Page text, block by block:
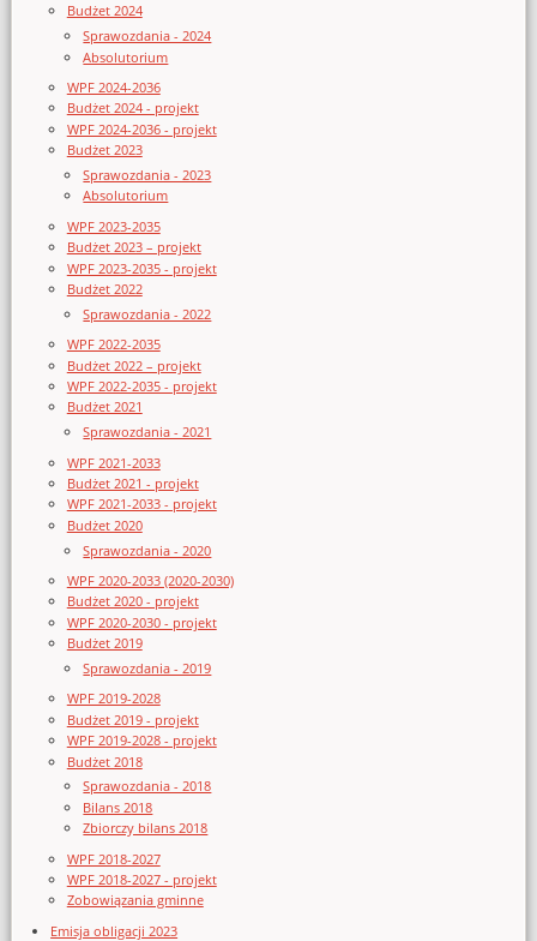
Budżet 2024
Sprawozdania - 2024
Absolutorium
WPF 2024-2036
Budżet 2024 - projekt
WPF 2024-2036 - projekt
Budżet 2023
Sprawozdania - 2023
Absolutorium
WPF 2023-2035
Budżet 2023 – projekt
WPF 2023-2035 - projekt
Budżet 2022
Sprawozdania - 2022
WPF 2022-2035
Budżet 2022 – projekt
WPF 2022-2035 - projekt
Budżet 2021
Sprawozdania - 2021
WPF 2021-2033
Budżet 2021 - projekt
WPF 2021-2033 - projekt
Budżet 2020
Sprawozdania - 2020
WPF 2020-2033 (2020-2030)
Budżet 2020 - projekt
WPF 2020-2030 - projekt
Budżet 2019
Sprawozdania - 2019
WPF 2019-2028
Budżet 2019 - projekt
WPF 2019-2028 - projekt
Budżet 2018
Sprawozdania - 2018
Bilans 2018
Zbiorczy bilans 2018
WPF 2018-2027
WPF 2018-2027 - projekt
Zobowiązania gminne
Emisja obligacji 2023